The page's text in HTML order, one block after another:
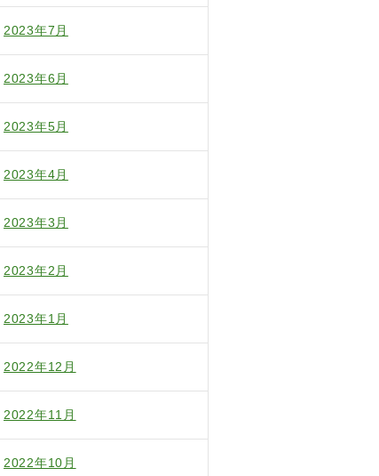
2023年7月
2023年6月
2023年5月
2023年4月
2023年3月
2023年2月
2023年1月
2022年12月
2022年11月
2022年10月